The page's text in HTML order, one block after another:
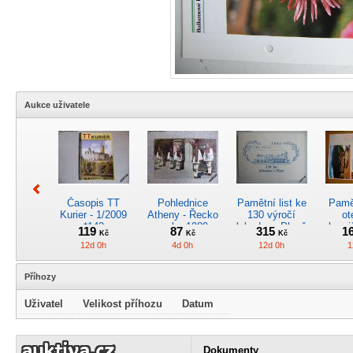
Aukce uživatele
Časopis TT
Kurier - 1/2009
*142
119Kč
12d 0h
Pohlednice
Atheny - Řecko
z roku 1989.
Nová nepoužitá
*5019
87 Kč
4d 0h
Pamětní list ke
130 výročí
lokodepa Plzeň
*2963
315 Kč
12d 0h
Kreslený
obrázek parní
4osý osob.
rychlík.vůz typu
Časopis
„Škodovák“,
Příhozy
Uživatel Velikost příhozu Datum
Dokumenty